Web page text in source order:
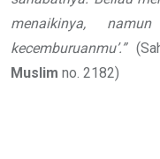
menaikinya,
kecemburuanmu’.”
Muslim no. 2182)